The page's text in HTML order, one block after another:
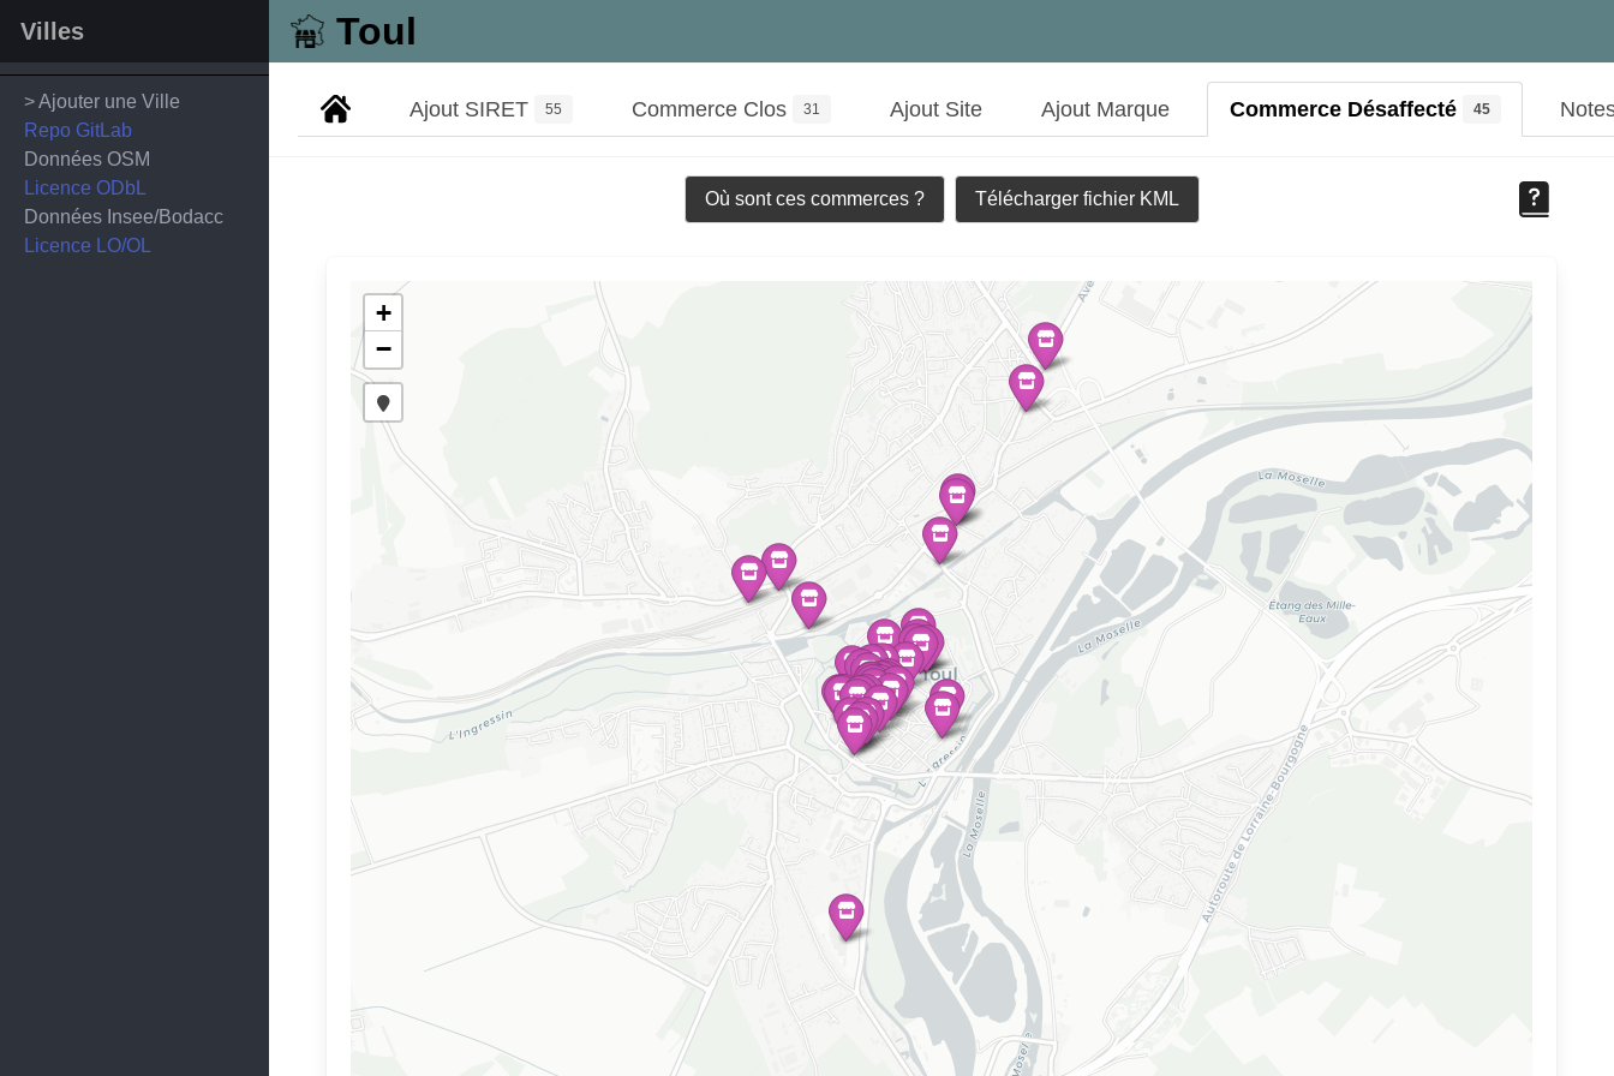
Toul
Villes
> Ajouter une Ville
Repo GitLab
Données OSM
Licence ODbL
Données Insee/Bodacc
Licence LO/OL
Ajout SIRET 55 Commerce Clos 31 Ajout Site Ajout Marque Commerce Désaffecté 45
Où sont ces commerces ? Télécharger fichier KML